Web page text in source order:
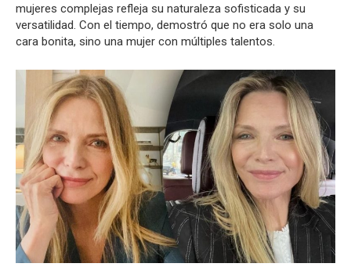
mujeres complejas refleja su naturaleza sofisticada y su
versatilidad. Con el tiempo, demostró que no era solo una
cara bonita, sino una mujer con múltiples talentos.